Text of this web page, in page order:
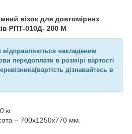
візок для довгомірних
РПТ-010Д- 200 М
відправляються накладеним
передоплати в розмірі вартості
дізнавайтесь в
кг.
– 700х1250х770 мм.